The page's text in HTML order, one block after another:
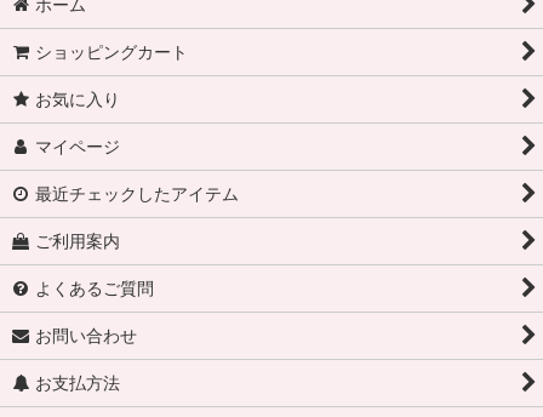
ショッピングカート
お気に入り
マイページ
最近チェックしたアイテム
ご利用案内
よくあるご質問
お問い合わせ
お支払方法